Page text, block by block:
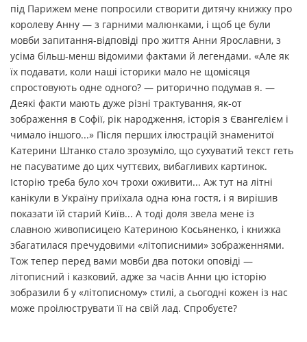
під Парижем мене попросили створити дитячу книжку про
королеву Анну — з гарними малюнками, і щоб це були
мовби запитання-відповіді про життя Анни Ярославни, з
усіма більш-менш відомими фактами й леген­дами. «Але як
їх подавати, коли наші історики мало не щомісяця
спростовують одне одного? — риторично подумав я. —
Деякі факти мають дуже різні тракту­­вання, як-от
зображення в Софії, рік народ­ження, історія з Євангелієм і
чимало іншого...» Після перших ілюстрацій знаменитої
Катерини Штанко стало зрозуміло, що сухуватий текст геть
не пасуватиме до цих чуттєвих, вибагливих картинок.
Історію треба було хоч трохи оживити... Аж тут на літні
канікули в Україну приїхала одна юна гостя, і я вирішив
показати їй старий Київ... А тоді доля звела мене із
славною живописицею Катериною Косьяненко, і книжка
збагатилася пречудовими «літописними» зображеннями.
Тож тепер перед вами мовби два потоки оповіді —
літописний і казковий, адже за часів Анни цю історію
зобразили б у «літописному» стилі, а сьогодні кожен із нас
може проілюструвати її на свій лад. Спробуєте?